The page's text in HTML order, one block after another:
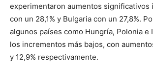
experimentaron aumentos significativos
con un 28,1% y Bulgaria con un 27,8%.
algunos países como Hungría, Polonia e
los incrementos más bajos, con
y 12,9% respectivamente.